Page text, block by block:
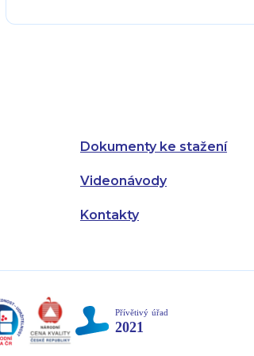
Dokumenty ke stažení
Videonávody
Kontakty
Pátek: